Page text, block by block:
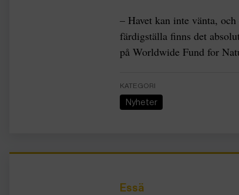
– Havet kan inte vänta,
färdigställa finns det
på Worldwide Fund for
KATEGORI
Nyheter
Essä